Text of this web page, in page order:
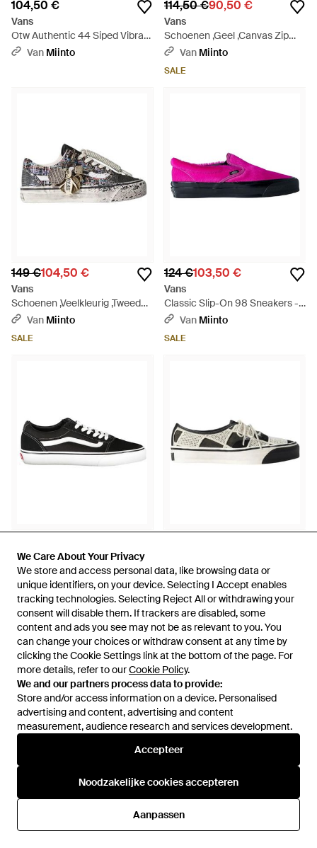
We Care About Your Privacy
We store and access personal data, like browsing data or
unique identifiers, on your device. Selecting I Accept enables
tracking technologies. Selecting Reject All or withdrawing your
consent will disable them. If trackers are disabled, some
content and ads you see may not be as relevant to you. You
can change your choices or withdraw consent at any time by
clicking the Cookie Settings link at the bottom of the page. For
more details, refer to ourCookie Policy.
We and our partners process data to provide:
Store and/or access information on a device. Personalised
advertising and content, advertising and content
measurement, audience research and services development.
Accepteer
Noodzakelijke cookies accepteren
Aanpassen
We Care About Your Privacy
We store and access personal data, like browsing data or
unique identifiers, on your device. Selecting I Accept enables
tracking technologies. Selecting Reject All or withdrawing your
consent will disable them. If trackers are disabled, some
content and ads you see may not be as relevant to you. You
can change your choices or withdraw consent at any time by
clicking the Cookie Settings link at the bottom of the page. For
more details, refer to ourCookie Policy.
We and our partners process data to provide:
Store and/or access information on a device. Personalised
advertising and content, advertising and content
measurement, audience research and services development.
Accepteer
Noodzakelijke cookies accepteren
Aanpassen
104,50 €
Vans
Otw Authentic 44 Siped Vibram
- Blauw
Van Miinto
114,50 €90,50 €
Vans
Schoenen ,Geel ,Canvas Zip
Sneakers Met Vibram Sole -
Van Miinto
SALE
149 €104,50 €
Vans
Schoenen ,Veelkleurig ,Tweed
Sneakers - Meerkleurig
Van Miinto
SALE
124 €103,50 €
Vans
Classic Slip-On 98 Sneakers -
PaarsVan Miinto
SALE
Vans
Schoenen ,Zwart ,Polyester
Zwarte Polyester Low Top
Sneakers - Zwart
VanMiinto
Premium Authentic
Checkerboard Shoe - Wit
Van Miinto
SALE